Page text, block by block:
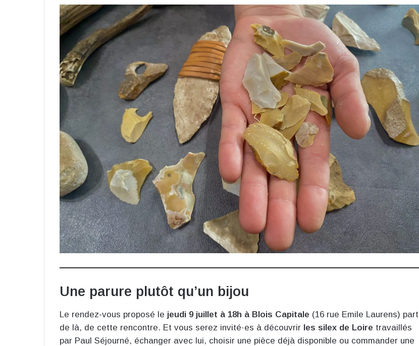
Une parure plutôt qu’un bijou
Le rendez-vous proposé le jeudi 9 juillet à 18h à Blois Capitale (16 rue Emile Laurens) part
de là, de cette rencontre. Et vous serez invité·es à découvrir les silex de Loire travaillés
par Paul Séjourné, échanger avec lui, choisir une pièce déjà disponible ou commander une